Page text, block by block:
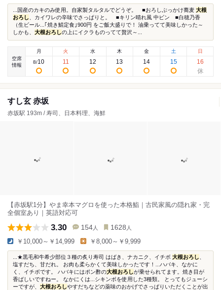
...国産のカキのみ使用。自家製タルタルでどうぞ。 ■おろしぶっかけ蕎麦 大根
おろし 、カイワレの辛味でさっぱりと。 ■キリン晴れ風 中ビン ■白穂乃香
（生ビール...｢焼き鯖定食｣900円 をご飯大盛りで！ 油乗ってて美味しかった～
しかも、 大根おろしの上にイクラものってて贅沢～...
空席
情報
月
8/10
火
11
水
12
木
13
金
14
土
15
日
16
すし玄 赤坂
赤坂駅 193m / 寿司、日本料理、海鮮
【赤坂駅1分】やま幸本マグロを使った本格鮨｜古民家風の隠れ家・完
全個室あり｜英語対応可
3.30 154 人 1628 人
￥10,000～￥14,999 ￥8,000～￥9,999
...★黒毛和牛希少部位３種の炙り寿司 はばき、ナカニク、イチボ 大根おろし
塩すだち、甘だれ。 お肉も柔らかくて美味しかったです！...ハバキ、なかに
く、イチボです。 ハバキにはポン酢の大根おろしが乗せられてます。焼き目が
香ばしいですねー。 なかにくは...シキンボを使用した3種類。 とってもジューシ
ーですが、 大根おろしやすだちなどの薬味のおかげでさっぱりいただくことが出